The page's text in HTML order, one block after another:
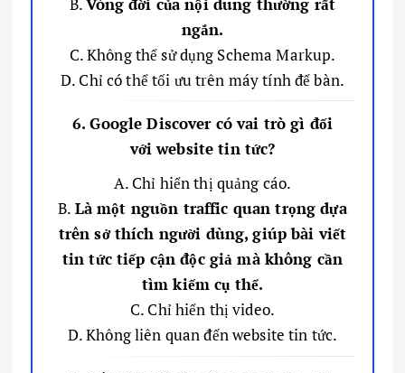
ngắn.
C. Không thể sử dụng Schema Markup.
D. Chỉ có thể tối ưu trên máy tính để bàn.
6. Google Discover có vai trò gì đối
với website tin tức?
A. Chỉ hiển thị quảng cáo.
B. Là một nguồn traffic quan trọng dựa
trên sở thích người dùng, giúp bài viết
tin tức tiếp cận độc giả mà không cần
tìm kiếm cụ thể.
C. Chỉ hiển thị video.
D. Không liên quan đến website tin tức.